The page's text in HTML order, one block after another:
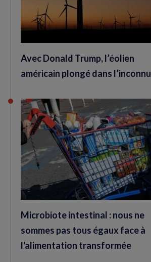
Avec Donald Trump, l’éolien
américain plongé dans l’inconnu
Microbiote intestinal : nous ne
sommes pas tous égaux face à
l'alimentation transformée